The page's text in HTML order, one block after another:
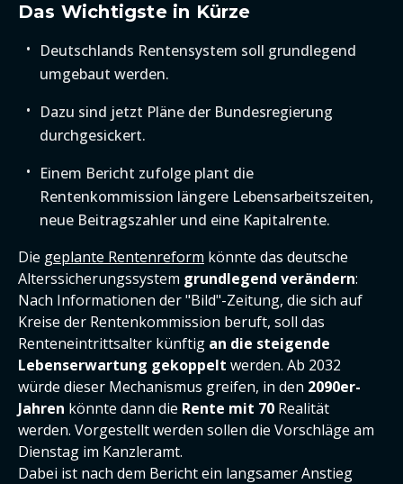
Das Wichtigste in Kürze
Deutschlands Rentensystem soll grundlegend
umgebaut werden.
Dazu sind jetzt Pläne der Bundesregierung
durchgesickert.
Einem Bericht zufolge plant die
Rentenkommission längere Lebensarbeitszeiten,
neue Beitragszahler und eine Kapitalrente.
Die geplante Rentenreform könnte das deutsche
Alterssicherungssystem grundlegend verändern:
Nach Informationen der "Bild"-Zeitung, die sich auf
Kreise der Rentenkommission beruft, soll das
Renteneintrittsalter künftig an die steigende
Lebenserwartung gekoppelt werden. Ab 2032
würde dieser Mechanismus greifen, in den 2090er-
Jahren könnte dann die Rente mit 70 Realität
werden. Vorgestellt werden sollen die Vorschläge am
Dienstag im Kanzleramt.
Dabei ist nach dem Bericht ein langsamer Anstieg